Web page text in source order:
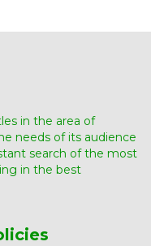
in the area of
needs of its audience
search of the most
in the best